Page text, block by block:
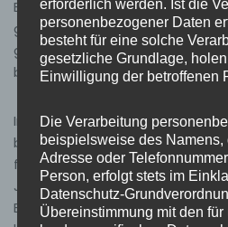
Bürgermeister Kiefer
gratulierte Daniel Kessler, der
gewählt wurde. Tobias Tscholl
bestimmt.
In seinen Grußworten dankte
beiden Gewählten und sprach
für die Organisation und
Jubiläumsfestes aus. Er
Ereignisses für die Feuerwehr
erforderlich werden. Ist die
personenbezogener Daten
besteht für eine solche
gesetzliche Grundlage,
Einwilligung der betroffenen
Die Verarbeitung
beispielsweise des Namens,
Adresse oder
Person, erfolgt stets im
Datenschutz-
Übereinstimmung mit den